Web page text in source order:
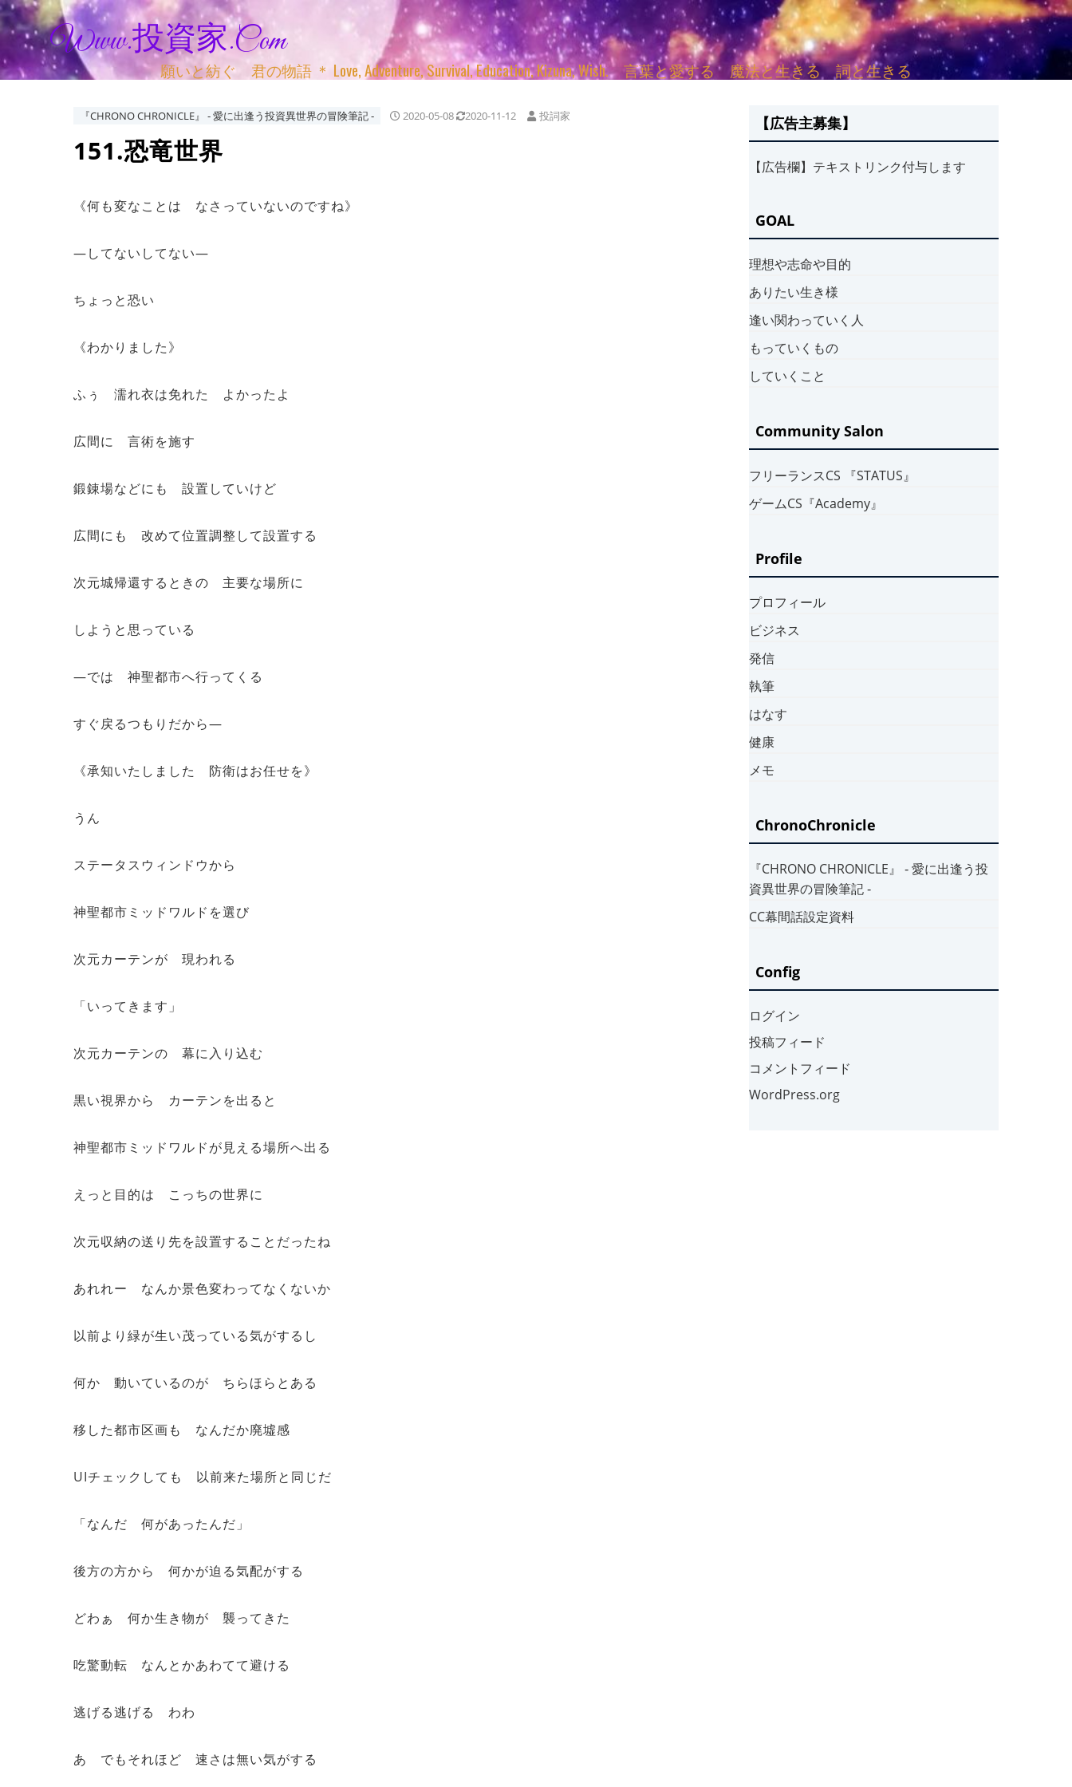
Www.投資家.com
願いと紡ぐ 君の物語 ＊ Love, Adventure, Survival, Education, Kizuna, Wish. 言葉と愛する 魔法と生きる 詞と生きる
『CHRONO CHRONICLE』 ‐ 愛に出逢う投資異世界の冒険筆記 ‐ 2020-05-08 2020-11-12 投詞家
151.恐竜世界
《何も変なことは なさっていないのですね》
―してないしてない―
ちょっと恐い
《わかりました》
ふぅ 濡れ衣は免れた よかったよ
広間に 言術を施す
鍛錬場などにも 設置していけど
広間にも 改めて位置調整して設置する
次元城帰還するときの 主要な場所に
しようと思っている
―では 神聖都市へ行ってくる
すぐ戻るつもりだから―
《承知いたしました 防衛はお任せを》
うん
ステータスウィンドウから
神聖都市ミッドワルドを選び
次元カーテンが 現われる
「いってきます」
次元カーテンの 幕に入り込む
黒い視界から カーテンを出ると
神聖都市ミッドワルドが見える場所へ出る
えっと目的は こっちの世界に
次元収納の送り先を設置することだったね
あれれー なんか景色変わってなくないか
以前より緑が生い茂っている気がするし
何か 動いているのが ちらほらとある
移した都市区画も なんだか廃墟感
UIチェックしても 以前来た場所と同じだ
「なんだ 何があったんだ」
後方の方から 何かが迫る気配がする
どわぁ 何か生き物が 襲ってきた
吃驚動転 なんとかあわてて避ける
逃げる逃げる わわ
あ でもそれほど 速さは無い気がする
【広告主募集】
【広告欄】テキストリンク付与します
GOAL
理想や志命や目的
ありたい生き様
逢い関わっていく人
もっていくもの
していくこと
Community Salon
フリーランスCS 『STATUS』
ゲームCS『Academy』
Profile
プロフィール
ビジネス
発信
執筆
はなす
健康
メモ
ChronoChronicle
『CHRONO CHRONICLE』 ‐ 愛に出逢う投
資異世界の冒険筆記 ‐
CC幕間話設定資料
Config
ログイン
投稿フィード
コメントフィード
WordPress.org